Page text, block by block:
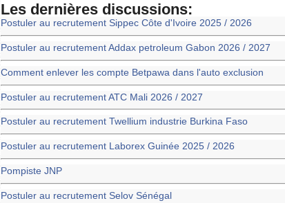
Les dernières discussions:
Postuler au recrutement Sippec Côte d'Ivoire 2025 / 2026
Postuler au recrutement Addax petroleum Gabon 2026 / 2027
Comment enlever les compte Betpawa dans l'auto exclusion
Postuler au recrutement ATC Mali 2026 / 2027
Postuler au recrutement Twellium industrie Burkina Faso
Postuler au recrutement Laborex Guinée 2025 / 2026
Pompiste JNP
Postuler au recrutement Selov Sénégal